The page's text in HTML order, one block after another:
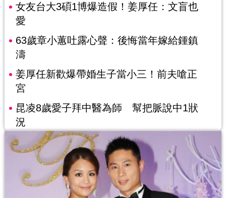
女友台大3碩1博爆造假！姜厚任：文盲也
愛
63歲章小蕙吐露心聲：後悔當年嫁給鍾鎮
濤
姜厚任新歡爆帶婚生子當小三！前夫嗆正
宮
昆凌8歲愛子拜中醫為師 幫把脈說中1狀
況